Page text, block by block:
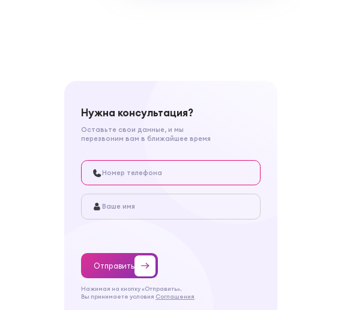
Нужна консультация?
Оставьте свои данные, и мы
перезвоним вам в ближайшее время
Отправить
Нажимая на кнопку «Отправить»,
Вы принимаете условия Соглашения